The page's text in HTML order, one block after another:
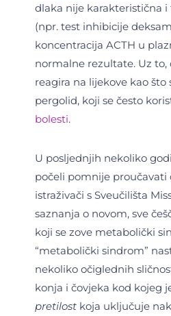
dlaka nije karakteristična i
(npr. test inhibicije
koncentracija ACTH u
normalne rezultate. Uz to,
reagira na lijekove kao
pergolid, koji se često
bolesti.
U posljednjih nekoliko
počeli pomnije proučavati
istraživači s Sveučilišta
saznanja o novom, sve
koji se zove metabolički
“metabolički sindrom”
nekoliko očiglednih
konja i čovjeka kod kojeg
pretilost koja uključuje